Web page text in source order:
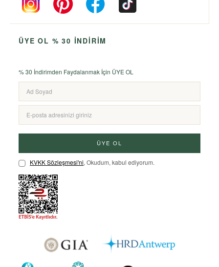
ÜYE OL % 30 İNDİRİM
% 30 İndirimden Faydalanmak İçin ÜYE OL
ÜYE OL
KVKK Sözleşmesi'ni, Okudum, kabul ediyorum.